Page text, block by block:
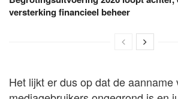
versterking financieel beheer
Het lijkt er dus op dat de aanname